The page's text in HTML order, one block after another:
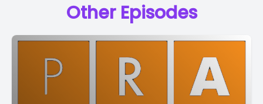
Other Episodes